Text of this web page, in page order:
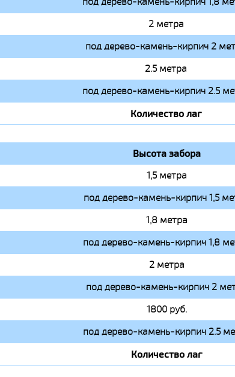
2 метра
под дерево-камень-кирпич 2
2.5 метра
под дерево-камень-кирпич 2.5
Количество лаг
Высота забора
1,5 метра
под дерево-камень-кирпич 1,5
1,8 метра
под дерево-камень-кирпич 1,8
2 метра
под дерево-камень-кирпич 2
1800 руб.
под дерево-камень-кирпич 2.5
Количество лаг